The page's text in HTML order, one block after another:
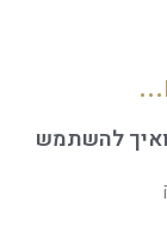
להשתמש